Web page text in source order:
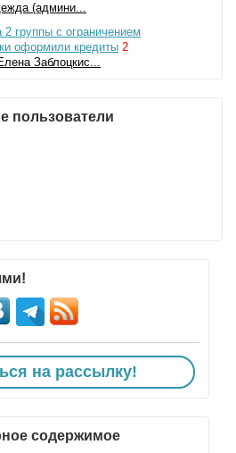
(админи...
группы с ограничением
оформили кредиты 2
Заблоцкис...
пользователи
на рассылку!
содержимое